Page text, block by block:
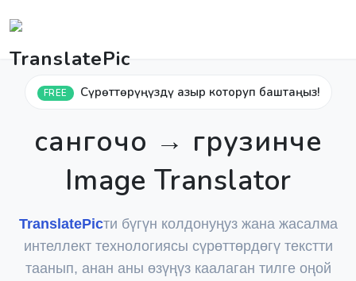
FREE Сүрөттөрүңүздү азыр которуп баштаңыз!
сангочо → грузинче
Image Translator
TranslatePicти бүгүн колдонуңуз жана жасалма
интеллект технологиясы сүрөттөрдөгү текстти
таанып, анан аны өзүңүз каалаган тилге оңой